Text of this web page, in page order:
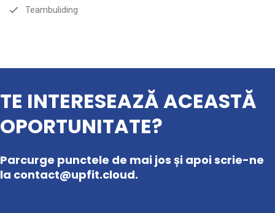
Teambuliding
TE INTERESEAZĂ ACEASTĂ
OPORTUNITATE?
Parcurge punctele de mai jos și apoi scrie-ne
la contact@upfit.cloud.